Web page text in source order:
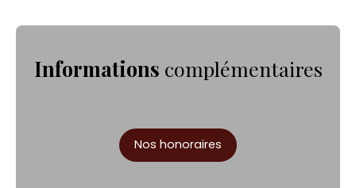
Informations complémentaires
Nos honoraires